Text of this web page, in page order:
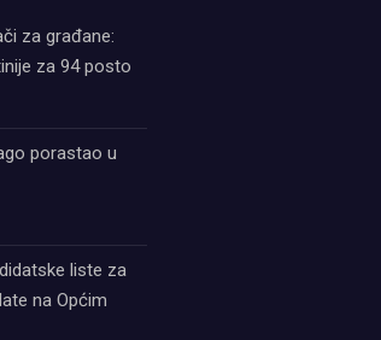
za građane:
za 94 posto
porastao u
liste za
na Općim